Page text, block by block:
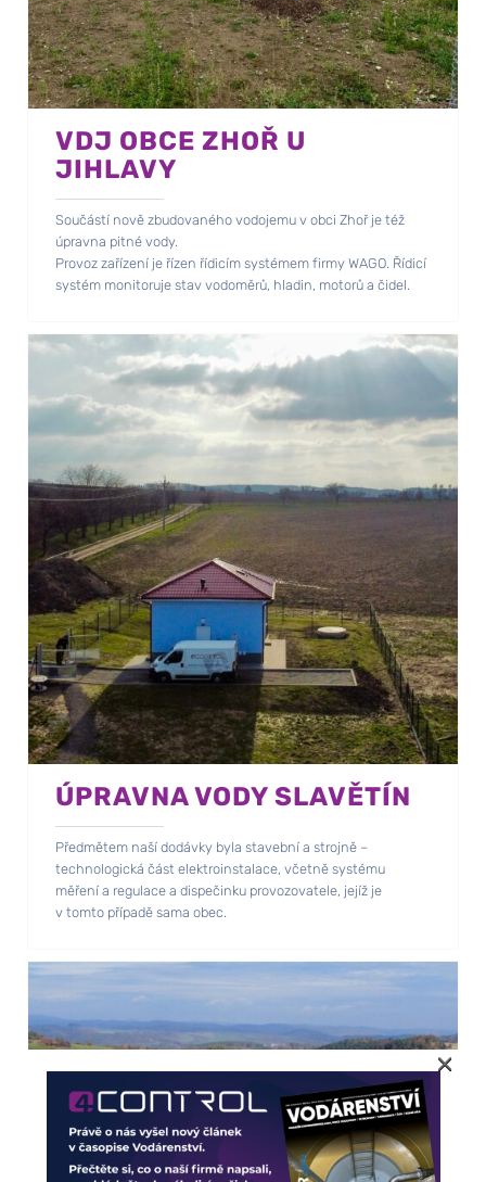
VDJ OBCE ZHOŘ U
JIHLAVY
Součástí nově zbudovaného vodojemu v obci Zhoř je též
úpravna pitné vody.
Provoz zařízení je řízen řídicím systémem firmy WAGO. Řídicí
systém monitoruje stav vodoměrů, hladin, motorů a čidel.
ÚPRAVNA VODY SLAVĚTÍN
Předmětem naší dodávky byla stavební a strojně –
technologická část elektroinstalace, včetně systému
měření a regulace a dispečinku provozovatele, jejíž je
v tomto případě sama obec.
×